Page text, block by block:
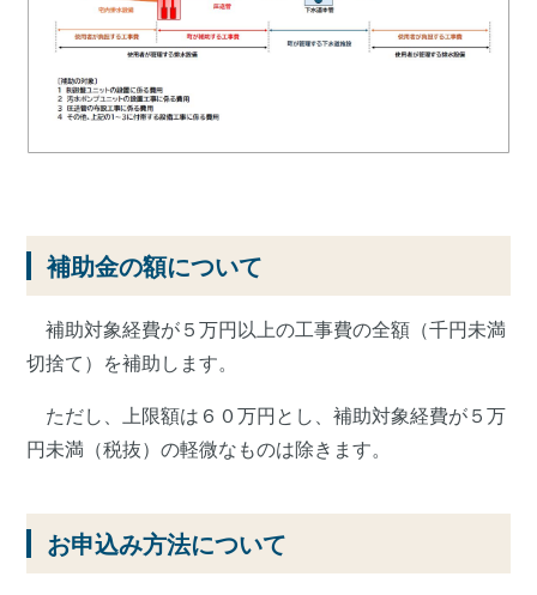
補助金の額について
補助対象経費が５万円以上の工事費の全額（千円未満
切捨て）を補助します。
ただし、上限額は６０万円とし、補助対象経費が５万
円未満（税抜）の軽微なものは除きます。
お申込み方法について